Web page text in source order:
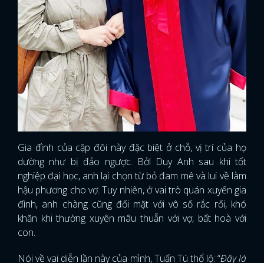
Gia đình của cặp đôi này đặc biệt ở chỗ, vị trí của họ
dường như bị đảo ngược. Bởi Duy Anh sau khi tốt
nghiệp đại học, anh lại chọn từ bỏ đam mê và lui về làm
hậu phương cho vợ. Tuy nhiên, ở vai trò quán xuyến gia
đình, anh chàng cũng đối mặt với vô số rắc rối, khó
khăn khi thường xuyên mâu thuẫn với vợ, bất hoà với
con.
Nói về vai diễn lần này của mình, Tuấn Tú thổ lộ: “Đây là